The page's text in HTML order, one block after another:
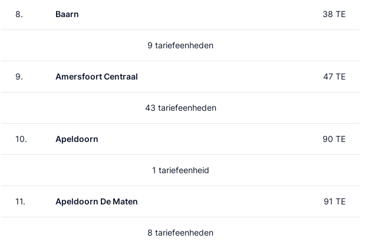
8. Baarn 38 TE
9 tariefeenheden
9. Amersfoort Centraal 47 TE
43 tariefeenheden
10. Apeldoorn 90 TE
1 tariefeenheid
11. Apeldoorn De Maten 91 TE
8 tariefeenheden